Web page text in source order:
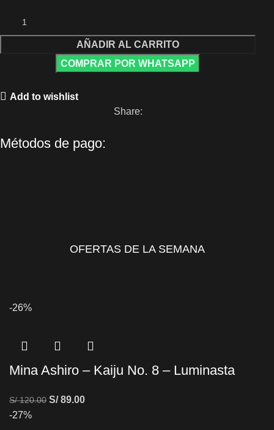
AÑADIR AL CARRITO
COMPRAR POR WHATSAPP
Add to wishlist
Share:
Métodos de pago:
OFERTAS DE LA SEMANA
-26%
Mina Ashiro – Kaiju No. 8 – Luminasta
S/120.00 S/89.00
-27%